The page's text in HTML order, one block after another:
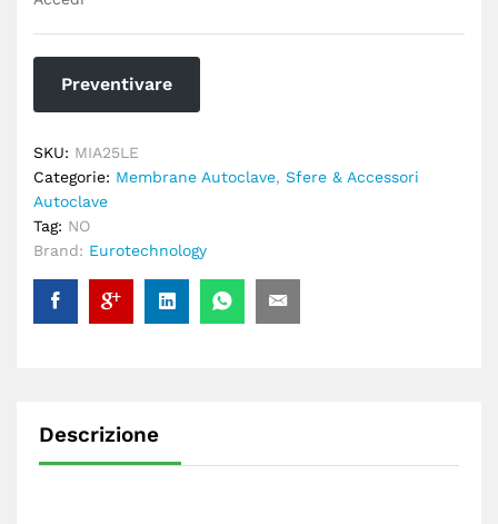
Preventivare
SKU: MIA25LE
Categorie: Membrane Autoclave, Sfere & Accessori
Autoclave
Tag: NO
Brand: Eurotechnology
Descrizione